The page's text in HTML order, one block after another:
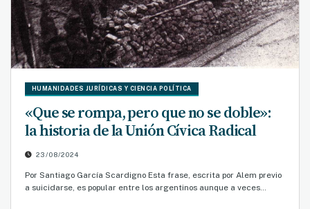
HUMANIDADES JURÍDICAS Y CIENCIA POLÍTICA
«Que se rompa, pero que no se doble»:
la historia de la Unión Cívica Radical
23/08/2024
Por Santiago García Scardigno Esta frase, escrita por Alem previo
a suicidarse, es popular entre los argentinos aunque a veces…